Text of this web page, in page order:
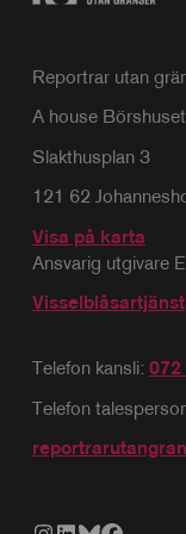
Reportrar utan
A house Börshuset
Slakthusplan 3
121 62
Visa på karta
Ansvarig utgivare
Visselblåsartjänst
Telefon kansli: 072
Telefon